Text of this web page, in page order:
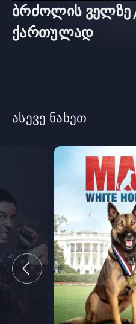
ბრძოლის ველზე
ქართულად
ასევე ნახეთ